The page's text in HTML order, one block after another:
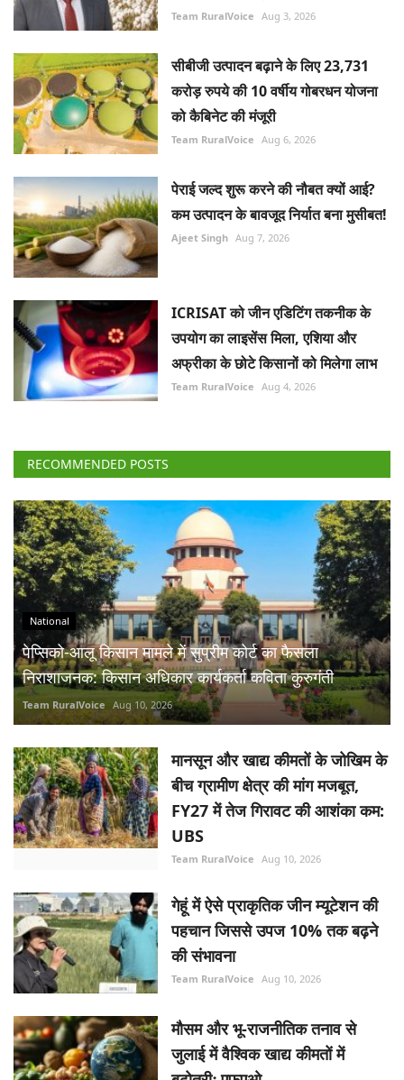
Team RuralVoice Aug 3, 2026
सीबीजी उत्पादन बढ़ाने के लिए 23,731
करोड़ रुपये की 10 वर्षीय गोबरधन योजना
को कैबिनेट की मंजूरी
Team RuralVoice Aug 6, 2026
पेराई जल्द शुरू करने की नौबत क्यों आई?
कम उत्पादन के बावजूद निर्यात बना मुसीबत!
Ajeet Singh Aug 7, 2026
ICRISAT को जीन एडिटिंग तकनीक के
उपयोग का लाइसेंस मिला, एशिया और
अफ्रीका के छोटे किसानों को मिलेगा लाभ
Team RuralVoice Aug 4, 2026
RECOMMENDED POSTS
National
पेप्सिको-आलू किसान मामले में सुप्रीम कोर्ट का फैसला
निराशाजनक: किसान अधिकार कार्यकर्ता कविता कुरुगंती
Team RuralVoice Aug 10, 2026
मानसून और खाद्य कीमतों के जोखिम के
बीच ग्रामीण क्षेत्र की मांग मजबूत,
FY27 में तेज गिरावट की आशंका कम:
UBS
Team RuralVoice Aug 10, 2026
गेहूं में ऐसे प्राकृतिक जीन म्यूटेशन की
पहचान जिससे उपज 10% तक बढ़ने
की संभावना
Team RuralVoice Aug 10, 2026
मौसम और भू-राजनीतिक तनाव से
जुलाई में वैश्विक खाद्य कीमतों में